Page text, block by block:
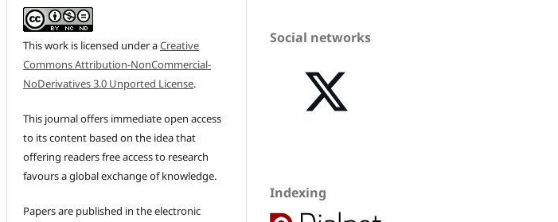
This work is licensed under aCreative
Commons Attribution-NonCommercial-
NoDerivatives 3.0 Unported License.
This journal offers immediate open access
to its content based on the idea that
offering readers free access to research
favours a global exchange of knowledge.
Papers are published in the electronic
Social networks
Indexing